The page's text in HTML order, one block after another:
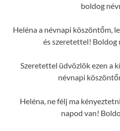
boldog
Heléna a névnapi köszöntőm,
és szeretettel! Boldog
Szeretettel üdvözlök ezen a
névnapi
Heléna, ne félj ma
napod van!